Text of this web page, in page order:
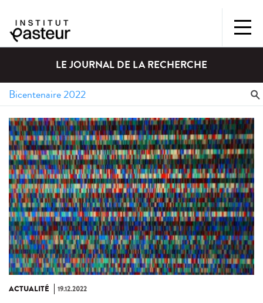
LE JOURNAL DE LA RECHERCHE
ACTUALITÉ 19.12.2022